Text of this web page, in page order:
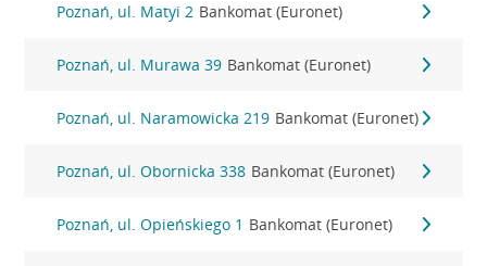
Poznań, ul. Matyi 2 Bankomat (Euronet)
Poznań, ul. Murawa 39 Bankomat (Euronet)
Poznań, ul. Naramowicka 219 Bankomat (Euronet)
Poznań, ul. Obornicka 338 Bankomat (Euronet)
Poznań, ul. Opieńskiego 1 Bankomat (Euronet)